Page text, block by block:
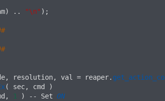
) . . "\n" ) ;
, resolution, val = reaper.
( sec, cmd
)
, 1 ) -- Set ON